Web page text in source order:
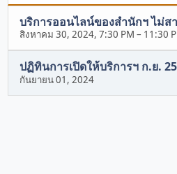
บริการออนไลน์ของสำนักฯ ไม่ส
สิงหาคม 30, 2024, 7:30 PM – 11:30
ปฏิทินการเปิดให้บริการฯ ก.ย.
กันยายน 01, 2024